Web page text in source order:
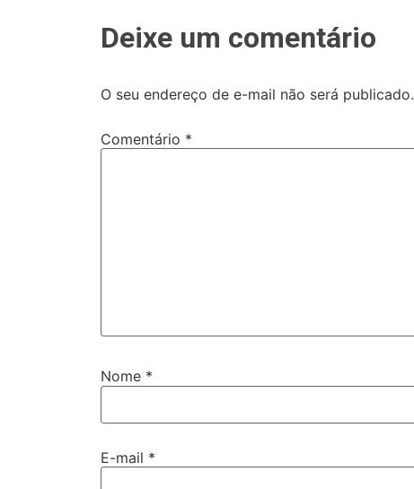
Deixe um comentário
O seu endereço de e-mail não será publicado.
Comentário *
Nome *
E-mail *